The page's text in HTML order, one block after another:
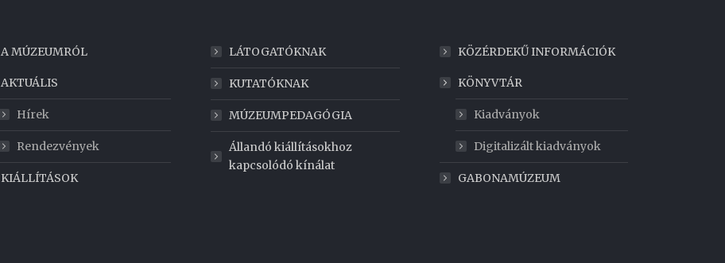
A MÚZEUMRÓL
AKTUÁLIS
Hírek
Rendezvények
KIÁLLÍTÁSOK
LÁTOGATÓKNAK
KUTATÓKNAK
MÚZEUMPEDAGÓGIA
Állandó kiállításokhoz
kapcsolódó kínálat
KÖZÉRDEKŰ INFORMÁCIÓK
KÖNYVTÁR
Kiadványok
Digitalizált kiadványok
GABONAMÚZEUM